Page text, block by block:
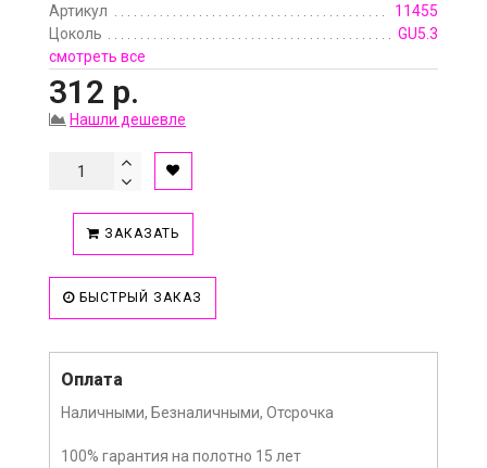
Артикул
11455
Цоколь
GU5.3
смотреть все
312 р.
Нашли дешевле
ЗАКАЗАТЬ
БЫСТРЫЙ ЗАКАЗ
Оплата
Наличными, Безналичными, Отсрочка
100% гарантия на полотно 15 лет